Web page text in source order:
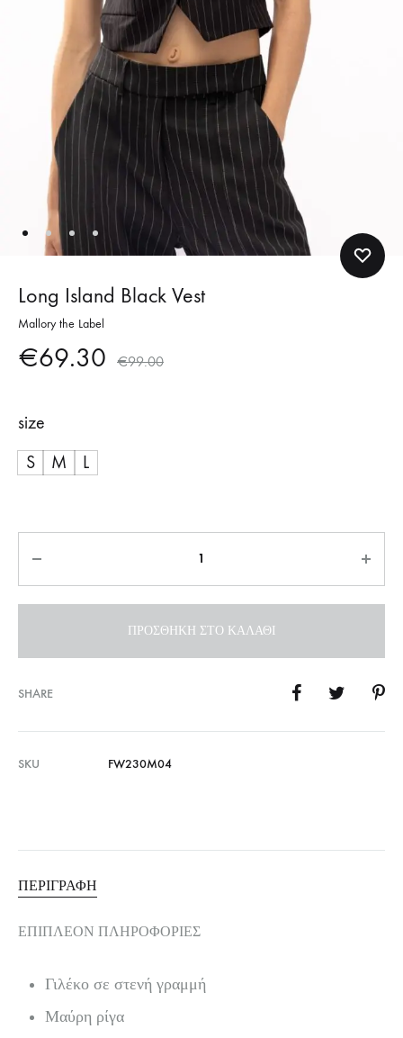
Long Island Black Vest
Mallory the Label
€69.30 €99.00
size
S
M L
ΠΡΟΣΘΉΚΗ ΣΤΟ ΚΑΛΆΘΙ
SHARE
SKU FW230M04
ΠΕΡΙΓΡΑΦΉ
ΕΠΙΠΛΈΟΝ ΠΛΗΡΟΦΟΡΊΕΣ
Γιλέκο σε στενή γραμμή
Μαύρη ρίγα